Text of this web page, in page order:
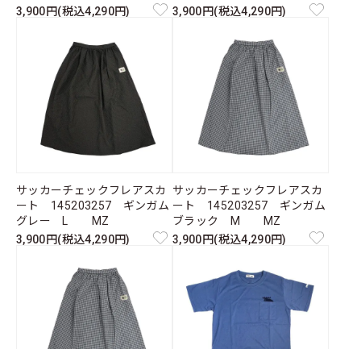
3,900円(税込4,290円)
3,900円(税込4,290円)
サッカーチェックフレアスカ
ート 145203257 ギンガム
グレー L MZ
3,900円(税込4,290円)
サッカーチェックフレアスカ
ート 145203257 ギンガム
ブラック M MZ
3,900円(税込4,290円)